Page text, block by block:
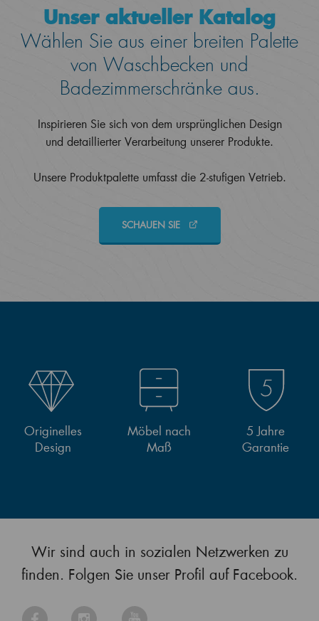
Unser aktueller Katalog
Wählen Sie aus einer breiten Palette
von Waschbecken und
Badezimmerschränke aus.
Inspirieren Sie sich von dem ursprünglichen Design
und detaillierter Verarbeitung unserer Produkte.
Unsere Produktpalette umfasst die 2-stufigen Vetrieb.
SCHAUEN SIE
Originelles
Design
Möbel nach
Maß
5 Jahre
Garantie
Wir sind auch in sozialen Netzwerken zu
finden. Folgen Sie unser Profil auf Facebook.